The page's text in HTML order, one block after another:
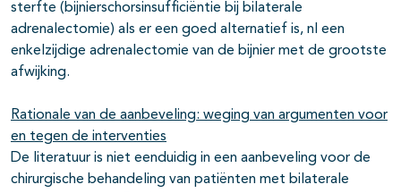
sterfte (bijnierschorsinsufficiëntie bij bilaterale
adrenalectomie) als er een goed alternatief is, nl een
enkelzijdige adrenalectomie van de bijnier met de grootste
afwijking.
Rationale van de aanbeveling: weging van argumenten voor
en tegen de interventies
De literatuur is niet eenduidig in een aanbeveling voor de
chirurgische behandeling van patiënten met bilaterale